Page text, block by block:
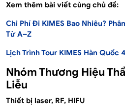
Xem thêm bài viết cùng chủ đề:
Chi Phí Đi KIMES Bao Nhiêu?
Từ A–Z
Lịch Trình Tour KIMES Hàn Quốc
Nhóm Thương Hiệu
Liễu
Thiết bị laser, RF, HIFU